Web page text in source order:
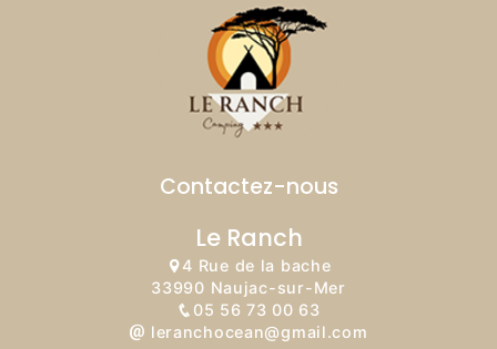
Contactez-nous
Le Ranch
4 Rue de la bache
33990 Naujac-sur-Mer
05 56 73 00 63
leranchocean@gmail.com